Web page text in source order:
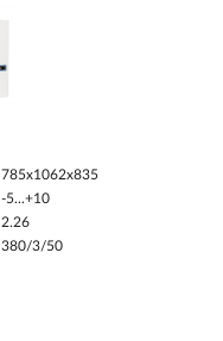
785x1062x835
-5...+10
2.26
380/3/50